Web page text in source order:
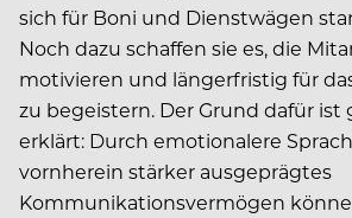
sich für Boni und Dienstwägen
Noch dazu schaffen sie es, die
motivieren und längerfristig für
zu begeistern. Der Grund dafür ist
erklärt: Durch emotionalere
vornherein stärker ausgeprägtes
Kommunikationsvermögen